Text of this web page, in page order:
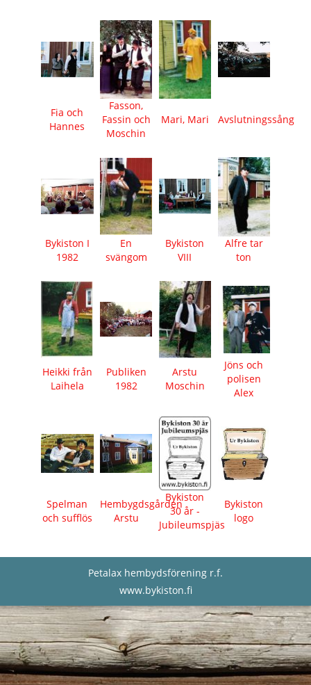
Fia och
Hannes
Fasson,
Fassin och
Moschin
Mari, Mari Avslutningssång
Bykiston I
1982
En
svängom
Bykiston
VIII
Alfre tar
ton
Heikki från
Laihela
Publiken
1982
Arstu
Moschin
Jöns och
polisen
Alex
Spelman
och sufflös
Hembygdsgården
Arstu
Bykiston
30 år -
Jubileumspjäs
Bykiston
logo
Petalax hembydsförening r.f.
www.bykiston.fi